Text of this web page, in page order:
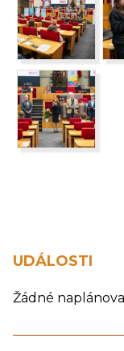
UDÁLOSTI
Žádné